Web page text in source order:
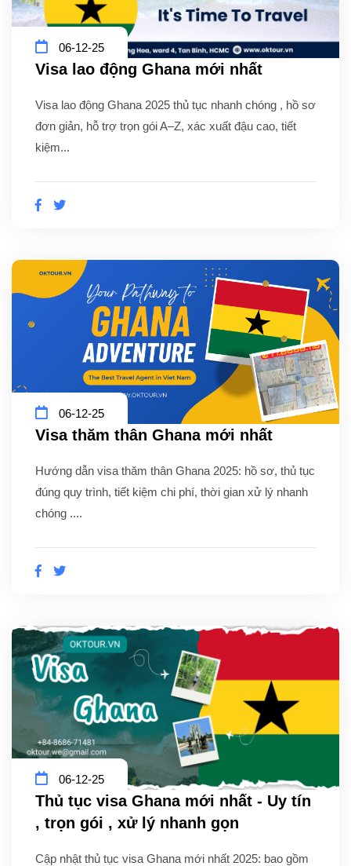
06-12-25
Visa lao động Ghana mới nhất
Visa lao động Ghana 2025 thủ tục nhanh chóng , hồ sơ
đơn giản, hỗ trợ trọn gói A–Z, xác xuất đậu cao, tiết
kiệm...
06-12-25
Visa thăm thân Ghana mới nhất
Hướng dẫn visa thăm thân Ghana 2025: hồ sơ, thủ tục
đúng quy trình, tiết kiệm chi phí, thời gian xử lý nhanh
chóng ....
06-12-25
Thủ tục visa Ghana mới nhất - Uy tín
, trọn gói , xử lý nhanh gọn
Cập nhật thủ tục visa Ghana mới nhất 2025: bao gồm